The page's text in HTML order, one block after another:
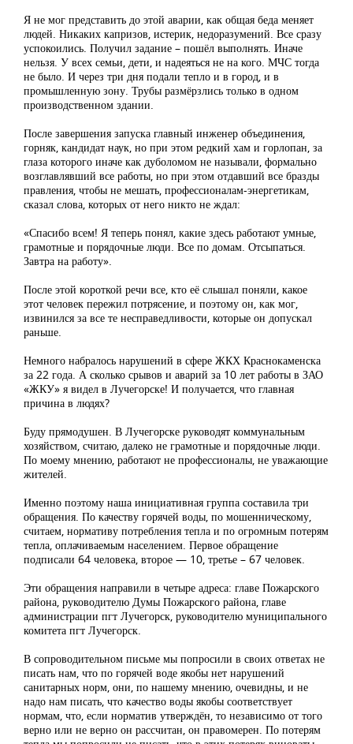
Я не мог представить до этой аварии, как общая беда меняет
людей. Никаких капризов, истерик, недоразумений. Все сразу
успокоились. Получил задание – пошёл выполнять. Иначе
нельзя. У всех семьи, дети, и надеяться не на кого. МЧС тогда
не было. И через три дня подали тепло и в город, и в
промышленную зону. Трубы размёрзлись только в одном
производственном здании.
После завершения запуска главный инженер объединения,
горняк, кандидат наук, но при этом редкий хам и горлопан, за
глаза которого иначе как дуболомом не называли, формально
возглавлявший все работы, но при этом отдавший все бразды
правления, чтобы не мешать, профессионалам-энергетикам,
сказал слова, которых от него никто не ждал:
«Спасибо всем! Я теперь понял, какие здесь работают умные,
грамотные и порядочные люди. Все по домам. Отсыпаться.
Завтра на работу».
После этой короткой речи все, кто её слышал поняли, какое
этот человек пережил потрясение, и поэтому он, как мог,
извинился за все те несправедливости, которые он допускал
раньше.
Немного набралось нарушений в сфере ЖКХ Краснокаменска
за 22 года. А сколько срывов и аварий за 10 лет работы в ЗАО
«ЖКУ» я видел в Лучегорске! И получается, что главная
причина в людях?
Буду прямодушен. В Лучегорске руководят коммунальным
хозяйством, считаю, далеко не грамотные и порядочные люди.
По моему мнению, работают не профессионалы, не уважающие
жителей.
Именно поэтому наша инициативная группа составила три
обращения. По качеству горячей воды, по мошенническому,
считаем, нормативу потребления тепла и по огромным потерям
тепла, оплачиваемым населением. Первое обращение
подписали 64 человека, второе — 10, третье – 67 человек.
Эти обращения направили в четыре адреса: главе Пожарского
района, руководителю Думы Пожарского района, главе
администрации пгт Лучегорск, руководителю муниципального
комитета пгт Лучегорск.
В сопроводительном письме мы попросили в своих ответах не
писать нам, что по горячей воде якобы нет нарушений
санитарных норм, они, по нашему мнению, очевидны, и не
надо нам писать, что качество воды якобы соответствует
нормам, что, если норматив утверждён, то независимо от того
верно или не верно он рассчитан, он правомерен. По потерям